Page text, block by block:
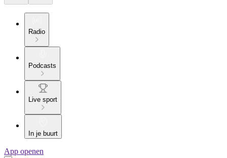
Radio
Podcasts
Live sport
In je buurt
App openen